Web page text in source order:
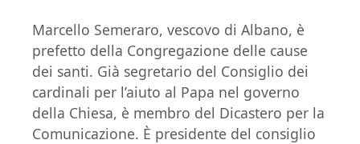
Marcello Semeraro, vescovo di Albano, è
prefetto della Congregazione delle cause
dei santi. Già segretario del Consiglio dei
cardinali per l’aiuto al Papa nel governo
della Chiesa, è membro del Dicastero per la
Comunicazione. È presidente del consiglio